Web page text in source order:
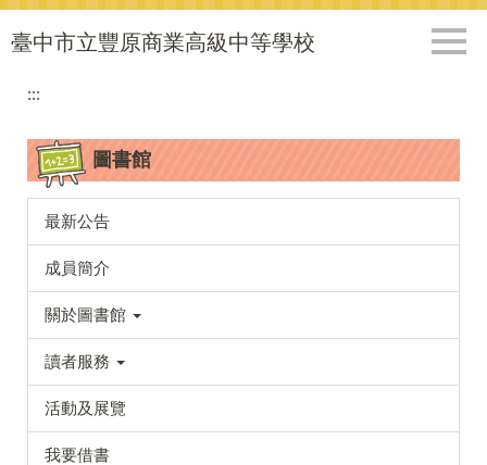
跳
到
臺中市立豐原商業高級中等學校
:::
圖書館
最新公告
成員簡介
關於圖書館
讀者服務
活動及展覽
我要借書